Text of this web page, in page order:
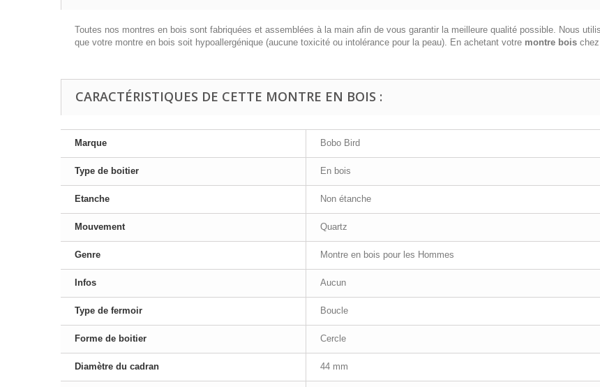
Toutes nos montres en bois sont fabriquées et assemblées à la main afin de vous garantir la meilleure qualité possible. Nous
que votre montre en bois soit hypoallergénique (aucune toxicité ou intolérance pour la peau). En achetant votre montre bois
CARACTÉRISTIQUES DE CETTE MONTRE EN BOIS :
Marque Bobo Bird
Type de boitier En bois
Etanche Non étanche
Mouvement Quartz
Genre Montre en bois pour les Hommes
Infos Aucun
Type de fermoir Boucle
Forme de boitier Cercle
Diamètre du cadran 44 mm